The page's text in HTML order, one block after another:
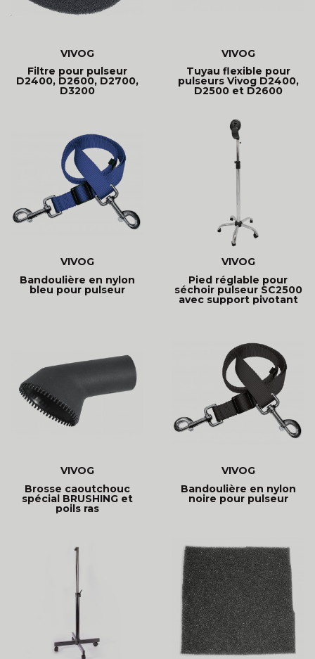
VIVOG
Filtre pour pulseur
D2400, D2600, D2700,
D3200
VIVOG
Tuyau flexible pour
pulseurs Vivog D2400,
D2500 et D2600
VIVOG
Bandoulière en nylon
bleu pour pulseur
VIVOG
Pied réglable pour
séchoir pulseur SC2500
avec support pivotant
VIVOG
Brosse caoutchouc
spécial BRUSHING et
poils ras
VIVOG
Bandoulière en nylon
noire pour pulseur